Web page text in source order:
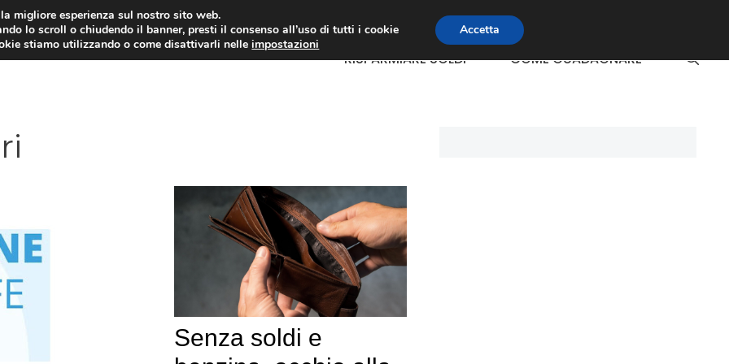
RISPARMIARE SOLDI COME GUADAGNARE
Senza soldi e
migliore esperienza sul nostro sito web.
lo scroll o chiudendo il banner, presti il consenso all’uso di tutti i cookie
stiamo utilizzando o come disattivarli nelleimpostazioni
Accetta